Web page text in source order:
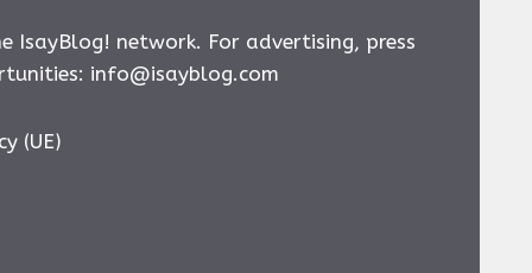
IsayBlog! network. For advertising, press
info@isayblog.com
(UE)